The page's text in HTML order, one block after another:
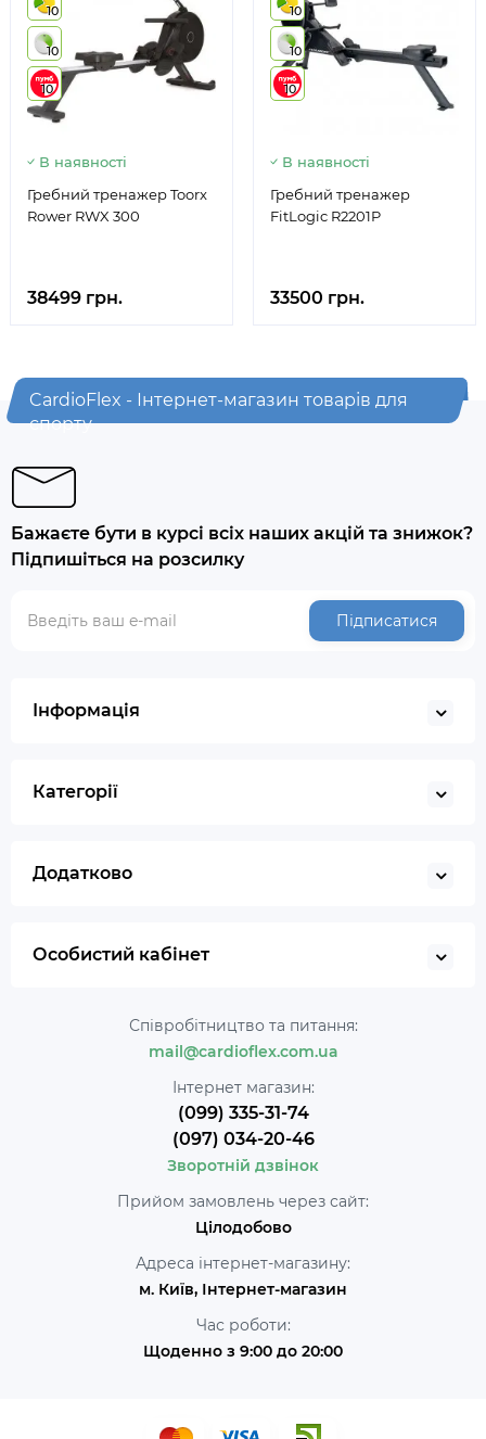
10
10
10
В наявності
Гребний тренажер Toorx
Rower RWX 300
38499 грн.
10
10
10
В наявності
Гребний тренажер
FitLogic R2201P
33500 грн.
CardioFlex - Інтернет-магазин товарів для
спорту
Бажаєте бути в курсі всіх наших акцій та знижок?
Підпишіться на розсилку
Підписатися
Інформація
Категорії
Додатково
Особистий кабінет
Співробітництво та питання:
mail@cardioflex.com.ua
Інтернет магазин:
(099) 335-31-74
(097) 034-20-46
Зворотній дзвінок
Прийом замовлень через сайт:
Цілодобово
Адреса інтернет-магазину:
м. Київ, Інтернет-магазин
Час роботи:
Щоденно з 9:00 до 20:00